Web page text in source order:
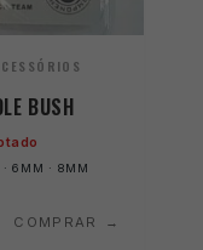
BUSH
6MM · 8MM
COMPRAR